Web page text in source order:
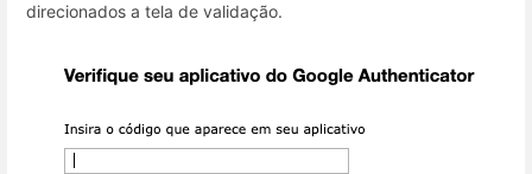
direcionados a tela de validação.